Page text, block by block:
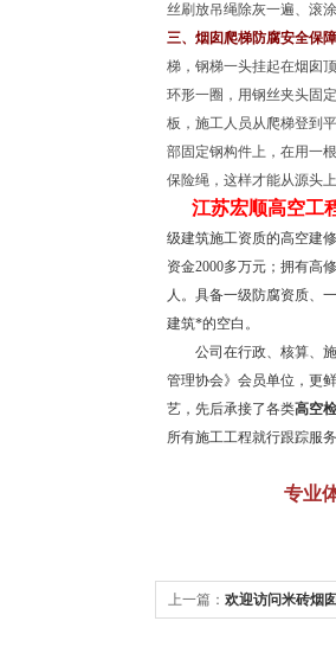
丝刷放吊绳除灰一遍、滚
三、烟囱爬梯防腐安全保
梯，钢梯一头挂起在烟囱
环形一圈，用钢丝夹头固
板，施工人员从爬梯登到
部固定钢构件上，在用一
保险绳，这样才能从源头
江苏宏顺高空工
级建筑施工资质的高空建
资金2000多万元；拥有高
人。具备一级防腐资质、
建筑*的空白。
公司在行政、核算、施
管理协会》会员单位，更
艺，先后承接了各类高空
所有施工工程就行跟踪服
专业
上一篇： 欢迎访问米砖烟